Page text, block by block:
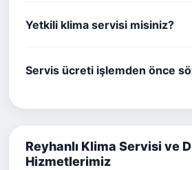
Yetkili klima servisi misiniz?
Servis ücreti işlemden önce
Reyhanlı Klima Servisi ve
Hizmetlerimiz